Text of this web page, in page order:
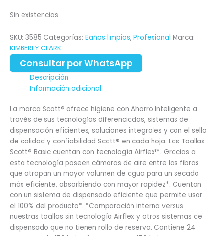
Sin existencias
SKU: 3585 Categorías: Baños limpios, Profesional Marca:
KIMBERLY CLARK
Consultar por WhatsApp
Descripción
Información adicional
La marca Scott® ofrece higiene con Ahorro Inteligente a
través de sus tecnologías diferenciadas, sistemas de
dispensación eficientes, soluciones integrales y con el sello
de calidad y confiabilidad Scott® en cada hoja. Las Toallas
Scott® Basic cuentan con tecnología Airflex™. Gracias a
esta tecnología poseen cámaras de aire entre las fibras
que atrapan un mayor volumen de agua para un secado
más eficiente, absorbiendo con mayor rapidez*. Cuentan
con un sistema de dispensado eficiente que permite usar
el 100% del producto*. *Comparación interna versus
nuestras toallas sin tecnología Airflex y otros sistemas de
dispensado que no tienen rollo de reserva. Contiene 24